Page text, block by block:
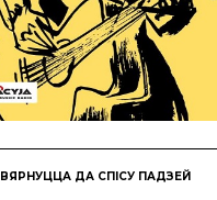
ВЯРНУЦЦА ДА СПІСУ ПАДЗЕЙ